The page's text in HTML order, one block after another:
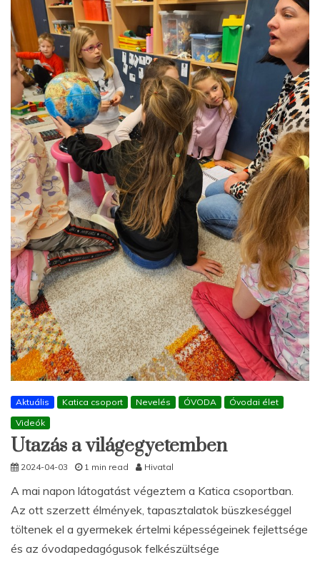
Aktuális Katica csoport Nevelés ÓVODA
Óvodai élet
Videók
Utazás a világegyetemben
2024-04-03 1 min read Hivatal
A mai napon látogatást végeztem a Katica csoportban.
Az ott szerzett élmények, tapasztalatok büszkeséggel
töltenek el a gyermekek értelmi képességeinek fejlettsége
és az óvodapedagógusok felkészültsége